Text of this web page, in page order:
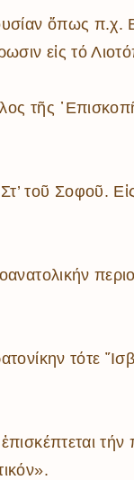
ὅπως π.χ.
εἰς τό
τῆς
τοῦ Σοφοῦ.
τότε
τήν